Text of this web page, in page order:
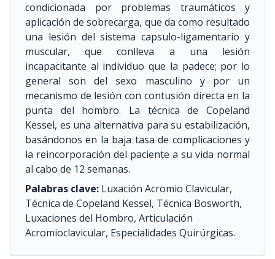
condicionada por problemas traumáticos y
aplicación de sobrecarga, que da como resultado
una lesión del sistema capsulo-ligamentario y
muscular, que conlleva a una lesión
incapacitante al individuo que la padece; por lo
general son del sexo masculino y por un
mecanismo de lesión con contusión directa en la
punta del hombro. La técnica de Copeland
Kessel, es una alternativa para su estabilización,
basándonos en la baja tasa de complicaciones y
la reincorporación del paciente a su vida normal
al cabo de 12 semanas.
Palabras clave: Luxación Acromio Clavicular,
Técnica de Copeland Kessel, Técnica Bosworth,
Luxaciones del Hombro, Articulación
Acromioclavicular, Especialidades Quirúrgicas.